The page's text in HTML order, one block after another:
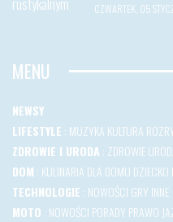
CZWARTEK, 05
MENU
NEWSY
LIFESTYLE : MUZYKA KULTURA
ZDROWIE I URODA : ZDROWIE
DOM : KULINARIA DLA DOMU DZIECKO
TECHNOLOGIE : NOWOŚCI GRY INNE
MOTO : NOWOŚCI PORADY PRAWO